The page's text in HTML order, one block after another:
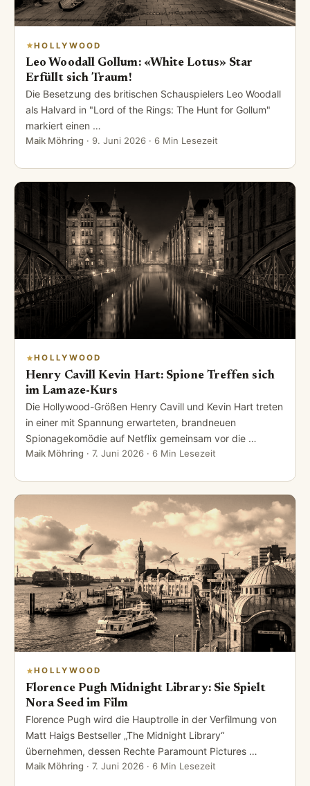
HOLLYWOOD
Leo Woodall Gollum: «White Lotus» Star
Erfüllt sich Traum!
Die Besetzung des britischen Schauspielers Leo Woodall
als Halvard in "Lord of the Rings: The Hunt for Gollum"
markiert einen …
Maik Möhring · 9. Juni 2026 · 6 Min Lesezeit
HOLLYWOOD
Henry Cavill Kevin Hart: Spione Treffen sich
im Lamaze-Kurs
Die Hollywood-Größen Henry Cavill und Kevin Hart treten
in einer mit Spannung erwarteten, brandneuen
Spionagekomödie auf Netflix gemeinsam vor die …
Maik Möhring · 7. Juni 2026 · 6 Min Lesezeit
HOLLYWOOD
Florence Pugh Midnight Library: Sie Spielt
Nora Seed im Film
Florence Pugh wird die Hauptrolle in der Verfilmung von
Matt Haigs Bestseller „The Midnight Library“
übernehmen, dessen Rechte Paramount Pictures …
Maik Möhring · 7. Juni 2026 · 6 Min Lesezeit